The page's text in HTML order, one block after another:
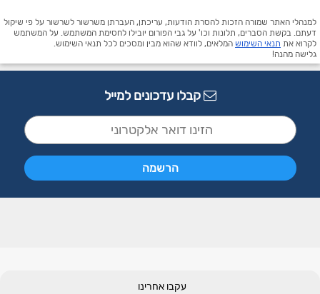
למנהלי האתר שמורה הזכות להסרת הודעות, עריכתן, העברתן משרשור לשרשור על פי שיקול
דעתם. בקשת הסברים, תלונות וכו' על גבי הפורום יובילו לחסימת המשתמש. על המשתמש
לקרוא את תנאי השימוש המלאים, לוודא שהוא מבין ומסכים לכל תנאי השימוש.
גלישה מהנה!
קבלו עדכונים למייל
עקבו אחרינו